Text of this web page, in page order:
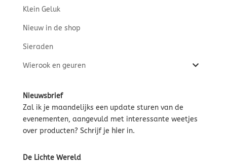
Klein Geluk
Nieuw in de shop
Sieraden
Wierook en geuren
Nieuwsbrief
Zal ik je maandelijks een update sturen van de
evenementen, aangevuld met interessante weetjes
over producten? Schrijf je hierin.
De Lichte Wereld